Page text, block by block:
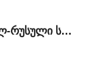
ქართულ-რუსული სავაჭრო-ეკონომიკური ურთიერთობები საქართელოს DCFTA-სთან მიერთებისა და ევრაზიული კავშირის შექმნის ფონზე